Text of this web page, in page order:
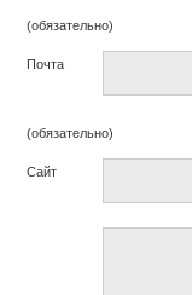
(обязательно)
Почта
(обязательно)
Сайт